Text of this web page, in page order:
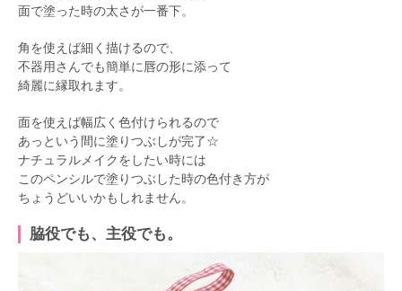
面で塗った時の太さが一番下。
角を使えば細く描けるので、
不器用さんでも簡単に唇の形に添って
綺麗に縁取れます。
面を使えば幅広く色付けられるので
あっという間に塗りつぶしが完了☆
ナチュラルメイクをしたい時には
このペンシルで塗りつぶした時の色付き方が
ちょうどいいかもしれません。
脇役でも、主役でも。